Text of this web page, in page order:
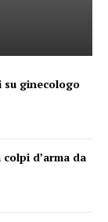
su ginecologo
d’arma da